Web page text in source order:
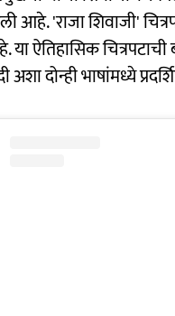
आहे. 'राजा शिवाजी'
ऐतिहासिक
अशा दोन्ही भाषांमध्ये